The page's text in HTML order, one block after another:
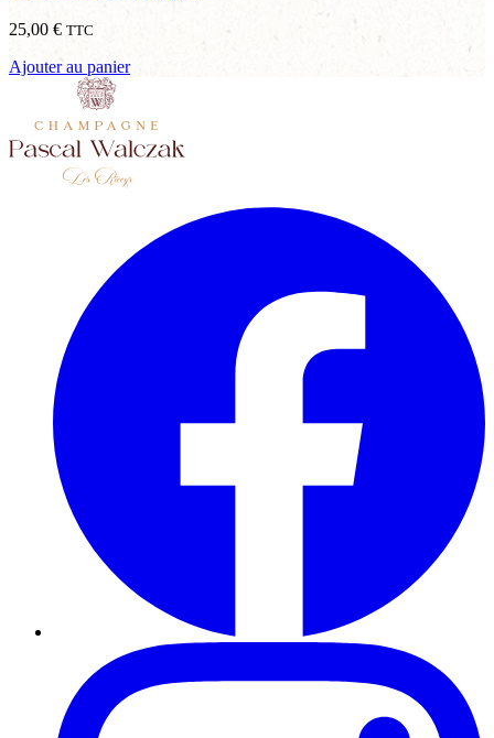
25,00 € TTC
Ajouter au panier